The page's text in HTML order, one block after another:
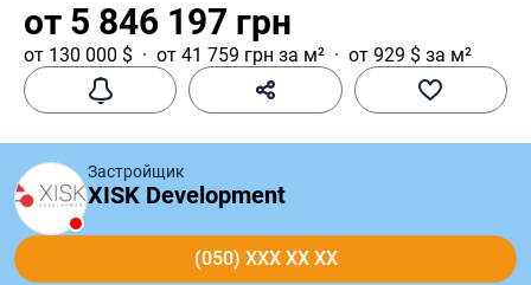
от 5 846 197 грн
от 130 000 $ от 41 759 грн за м² от 929 $ за м²
Застройщик
XISK Development
(050) XXX XX XX